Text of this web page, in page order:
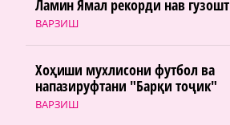
ВАРЗИШ
Ламин Ямал рекорди нав гузошт
ВАРЗИШ
Хоҳиши мухлисони футбол ва
напазируфтани "Барқи тоҷик"